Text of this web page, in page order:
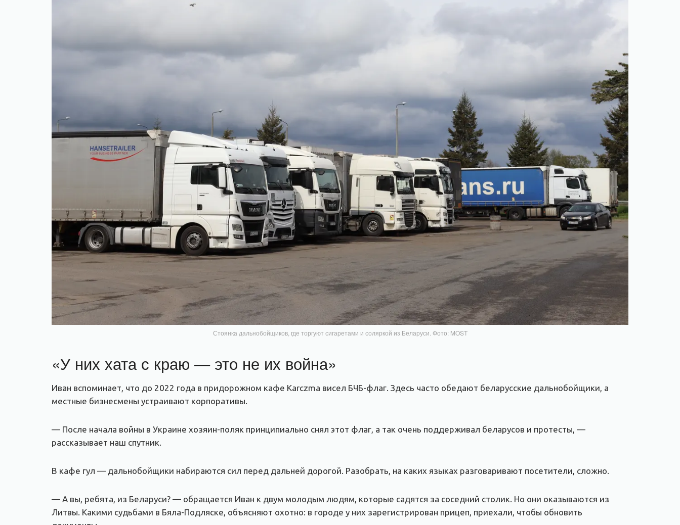
Стоянка дальнобойщиков, где торгуют сигаретами и соляркой из Беларуси. Фото: MOST
«У них хата с краю — это не их война»
Иван вспоминает, что до 2022 года в придорожном кафе Karczma висел БЧБ-флаг. Здесь часто обедают беларусские дальнобойщики, а
местные бизнесмены устраивают корпоративы.
— После начала войны в Украине хозяин-поляк принципиально снял этот флаг, а так очень поддерживал беларусов и протесты, —
рассказывает наш спутник.
В кафе гул — дальнобойщики набираются сил перед дальней дорогой. Разобрать, на каких языках разговаривают посетители, сложно.
— А вы, ребята, из Беларуси? — обращается Иван к двум молодым людям, которые садятся за соседний столик. Но они оказываются из
Литвы. Какими судьбами в Бяла-Подляске, объясняют охотно: в городе у них зарегистрирован прицеп, приехали, чтобы обновить